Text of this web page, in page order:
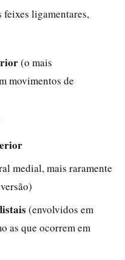
ligamentares,
(o mais
movimentos de
medial, mais raramente
(envolvidos em
as que ocorrem em